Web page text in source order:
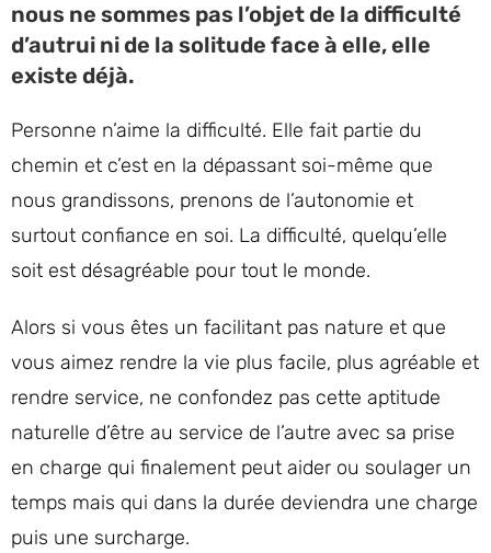
nous ne sommes pas l’objet de la difficulté
d’autrui ni de la solitude face à elle, elle
existe déjà.
Personne n’aime la difficulté. Elle fait partie du
chemin et c’est en la dépassant soi-même que
nous grandissons, prenons de l’autonomie et
surtout confiance en soi. La difficulté, quelqu’elle
soit est désagréable pour tout le monde.
Alors si vous êtes un facilitant pas nature et que
vous aimez rendre la vie plus facile, plus agréable et
rendre service, ne confondez pas cette aptitude
naturelle d’être au service de l’autre avec sa prise
en charge qui finalement peut aider ou soulager un
temps mais qui dans la durée deviendra une charge
puis une surcharge.